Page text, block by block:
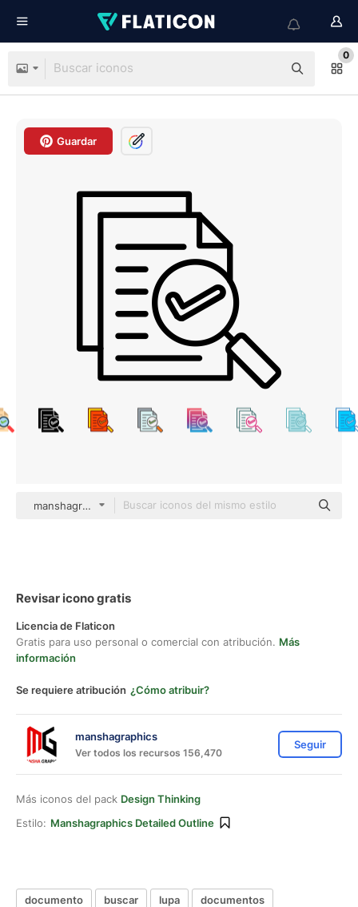
0
Guardar
manshagraphics Detailed Outline
Revisar icono gratis
Licencia de Flaticon
Gratis para uso personal o comercial con atribución. Más
información
Se requiere atribución ¿Cómo atribuir?
manshagraphics
Ver todos los recursos 156,470
Seguir
Más iconos del pack Design Thinking
Estilo: Manshagraphics Detailed Outline
documento buscar lupa
documentos